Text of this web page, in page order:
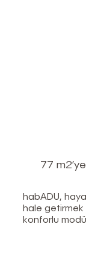
77
habADU,
hale getirmek
konforlu